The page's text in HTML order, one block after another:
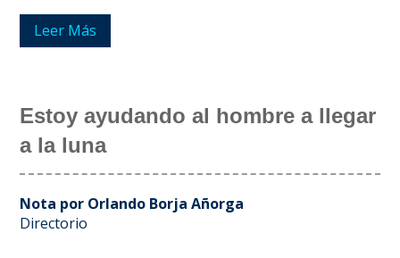
Leer Más
Estoy ayudando al hombre a llegar
a la luna
Nota por Orlando Borja Añorga
Directorio